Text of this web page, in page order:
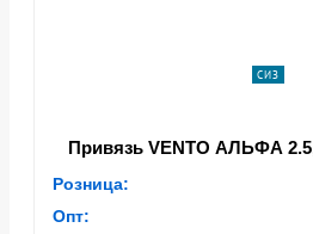
СИЗ
Привязь VENTO АЛЬФА
Розница:
Опт: